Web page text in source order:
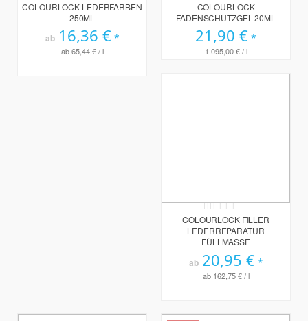
0%
COLOURLOCK LEDERFARBEN
250ML
ab 16,36 €
ab65,44 €/ l
100%
COLOURLOCK
FADENSCHUTZGEL 20ML
21,90 €
1.095,00 €/ l
Rating:
0%
COLOURLOCK FILLER
LEDERREPARATUR
FÜLLMASSE
ab 20,95 €
ab 162,75 €/ l